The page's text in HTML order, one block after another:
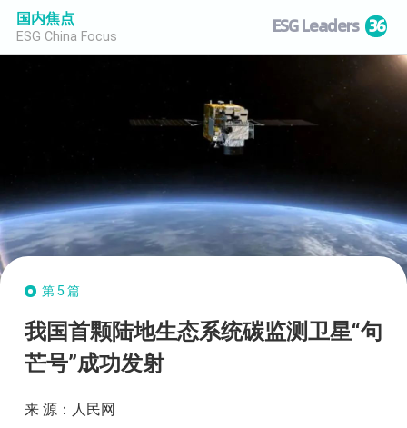
国内焦点
ESG China Focus ESG Leaders 36
第5篇
我国首颗陆地生态系统碳监测卫星“句
芒号”成功发射
来 源：人民网